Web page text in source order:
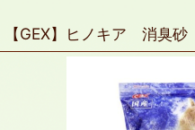
【GEX】ヒノキア 消臭